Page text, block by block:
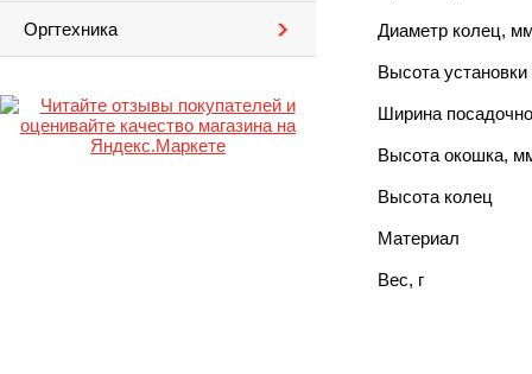
Оргтехника Диаметр колец,
Высота
Ширина
Высота окошка,
Высота колец
Материал
Вес, г